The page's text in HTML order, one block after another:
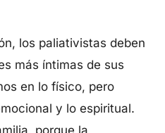
los paliativistas deben
más íntimas de sus
en lo físico, pero
y lo espiritual.
porque la